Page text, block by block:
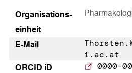
Organisations­
einheit
E-Mail
i.ac.at
ORCID iD 0000-